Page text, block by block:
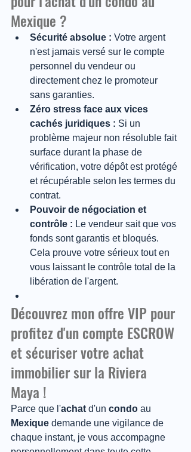
Mexique ?
Sécurité absolue : Votre argent
n'est jamais versé sur le compte
personnel du vendeur ou
directement chez le promoteur
sans garanties.
Zéro stress face aux vices
cachés juridiques : Si un
problème majeur non résoluble fait
surface durant la phase de
vérification, votre dépôt est protégé
et récupérable selon les termes du
contrat.
Pouvoir de négociation et
contrôle : Le vendeur sait que vos
fonds sont garantis et bloqués.
Cela prouve votre sérieux tout en
vous laissant le contrôle total de la
libération de l'argent.
Découvrez mon offre VIP pour
profitez d'un compte ESCROW
et sécuriser votre achat
immobilier sur la Riviera
Maya !
Parce que l'achat d'un condo au
Mexique demande une vigilance de
chaque instant, je vous accompagne